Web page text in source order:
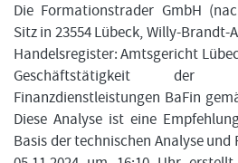
Die Formationstrader GmbH
Sitz in 23554 Lübeck, Willy-Brandt-
Handelsregister: Amtsgericht
Geschäftstätigkeit der
Finanzdienstleistungen BaFin
Diese Analyse ist eine
Basis der technischen Analyse